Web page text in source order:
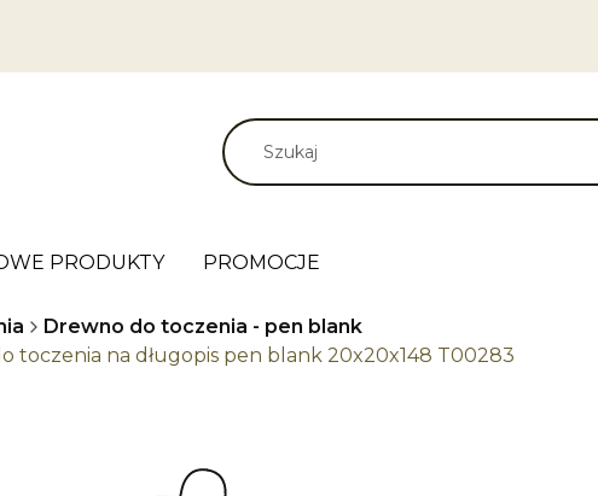
PRODUKTY PROMOCJE
Drewno do toczenia - pen blank
toczenia na długopis pen blank 20x20x148 T00283